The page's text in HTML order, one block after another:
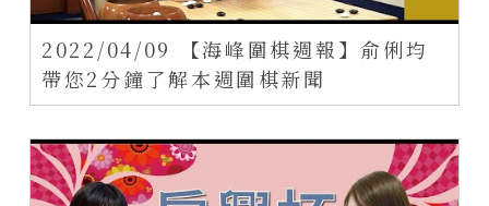
2022/04/09 【海峰圍棋週報】俞俐均
帶您2分鐘了解本週圍棋新聞